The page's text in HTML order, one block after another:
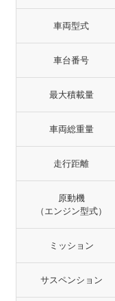
車両型式
車台番号
最大積載量
車両総重量
走行距離
原動機
（エンジン型式）
ミッション
サスペンション